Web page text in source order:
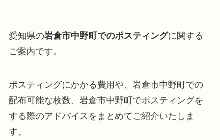
愛知県の岩倉市中野町でのポスティングに関する
ご案内です。
ポスティングにかかる費用や、岩倉市中野町での
配布可能な枚数、岩倉市中野町でポスティングを
する際のアドバイスをまとめてご紹介いたしま
す。